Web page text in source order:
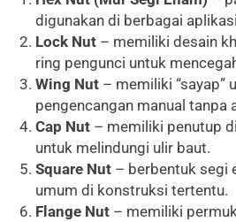
digunakan di berbagai
Lock Nut – memiliki desain
ring pengunci untuk
Wing Nut – memiliki “sayap”
pengencangan manual tanpa
Cap Nut – memiliki penutup
untuk melindungi ulir baut.
Square Nut – berbentuk segi
umum di konstruksi tertentu.
Flange Nut – memiliki